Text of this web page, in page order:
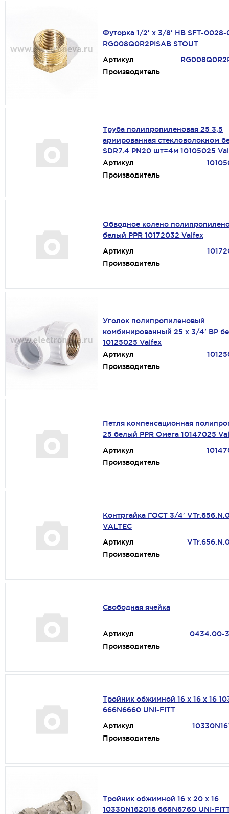
Футорка 1/2' х 3/8' НВ SFT-0028-
RG008Q0R2PISAB STOUT
Артикул
Производитель
Труба полипропиленовая 25 3,5
армированная стекловолокном
SDR7.4 PN20 шт=4м 10105025
Артикул
Производитель
Обводное колено
белый PPR 10172032 Valfex
Артикул
Производитель
Уголок полипропиленовый
комбинированный 25 х 3/4' BP
10125025 Valfex
Артикул
Производитель
Петля компенсационная
25 белый PPR Омега 10147025
Артикул
Производитель
Контргайка ГОСТ 3/4'
VALTEC
Артикул
Производитель
Свободная ячейка
Артикул
0434.00-
Производитель
Тройник обжимной 16 х 16 х 16
666N6660 UNI-FITT
Артикул
Производитель
Тройник обжимной 16 х 20 х 16
10330N162016 666N6760 UNI-